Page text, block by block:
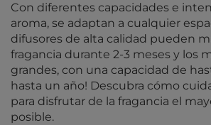
Con diferentes capacidades e
aroma, se adaptan a cualquier
difusores de alta calidad pueden
fragancia durante 2-3 meses y los
grandes, con una capacidad de
hasta un año! Descubra cómo
para disfrutar de la fragancia el
posible.